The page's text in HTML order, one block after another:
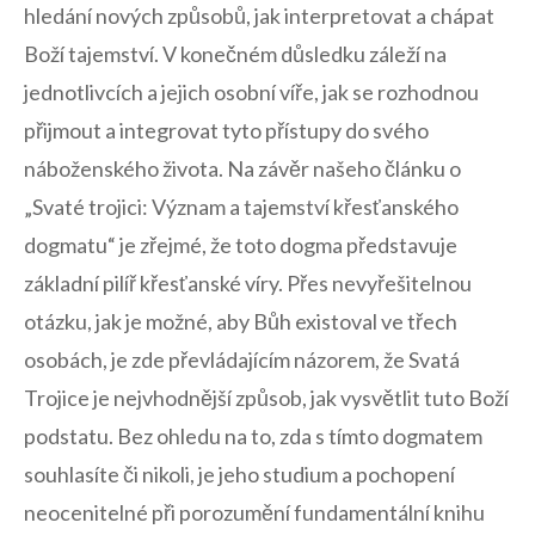
hledání nových způsobů, jak interpretovat ‌a chápat
Boží tajemství. ⁤V konečném důsledku​ záleží na​
jednotlivcích a jejich ⁢osobní víře, jak⁣ se⁣ rozhodnou⁢
přijmout a integrovat tyto přístupy do svého
náboženského života. ⁤Na závěr‍ našeho‌ článku o⁤
„Svaté trojici: Význam a tajemství křesťanského
dogmatu“ ⁣je zřejmé, že toto ‍dogma představuje
základní pilíř ‍křesťanské‍ víry. Přes nevyřešitelnou​
otázku,⁣ jak je možné, aby Bůh existoval ve třech
osobách, je zde převládajícím názorem, že Svatá
Trojice je nejvhodnější způsob, jak vysvětlit tuto Boží
podstatu. Bez ohledu⁤ na‍ to, zda⁢ s tímto​ dogmatem
souhlasíte či nikoli, je ⁢jeho studium ​a pochopení
neocenitelné při porozumění​ fundamentální knihu‍